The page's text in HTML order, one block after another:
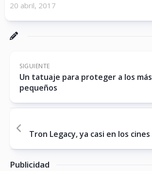
20 abril, 2017
SIGUIENTE
Un tatuaje para proteger a los más
pequeños
Tron Legacy, ya casi en los cines
Publicidad